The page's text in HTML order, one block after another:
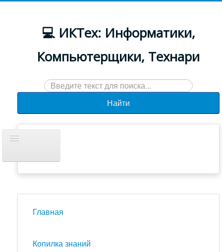
💻 ИКТех: Информатики,
Компьютерщики, Технари
Искать...
Найти
навигацию
Новости
Главная
Копилка знаний